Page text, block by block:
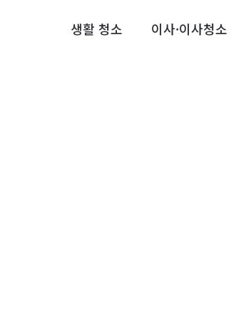
생활 청소 이사·이사청소